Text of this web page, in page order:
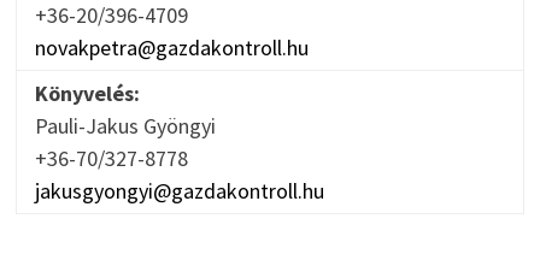
+36-20/396-4709
novakpetra@gazdakontroll.hu
Könyvelés:
Pauli-Jakus Gyöngyi
+36-70/327-8778
jakusgyongyi@gazdakontroll.hu